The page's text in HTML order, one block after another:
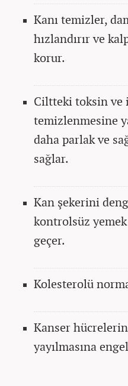
Kanı temizler,
hızlandırır ve
korur.
Ciltteki toksin ve
temizlenmesine
daha parlak ve
sağlar.
Kan şekerini
kontrolsüz
geçer.
Kolesterolü
Kanser
yayılmasına